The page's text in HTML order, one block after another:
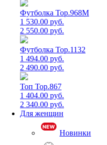
Футболка Top.968M
1 530.00 руб.
2 550.00 руб.
Футболка Top.1132
1 494.00 руб.
2 490.00 руб.
Топ Top.867
1 404.00 руб.
2 340.00 руб.
Для женщин
Новинки